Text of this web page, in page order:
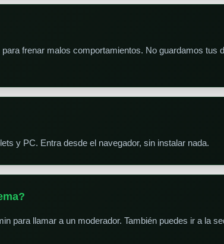
frenar malos comportamientos. No guardamos tus
y PC. Entra desde el navegador, sin instalar nada.
para llamar a un moderador. También puedes ir a la